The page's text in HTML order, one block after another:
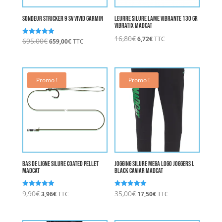
Sondeur Stricker 9 Sv Vivid GARMIN
Note
5.00
695,00€Le
était :
695,00€.
659,00€Le
est :
TTC
Leurre Silure LAME VIBRANTE 130 gr
VIBRATIX MADCAT
16,80€Le
était :
16,80€.
6,72€Le
est :
TTC
Promo !
Bas De Ligne Silure Coated Pellet
MADCAT
Note
5.00
9,90€ Le
3,96€Le
TTC
Promo !
Jogging Silure MEGA LOGO JOGGERS L
BLACK CAVIAR MADCAT
Note
5.00
35,00€ Le
17,50€Le
TTC